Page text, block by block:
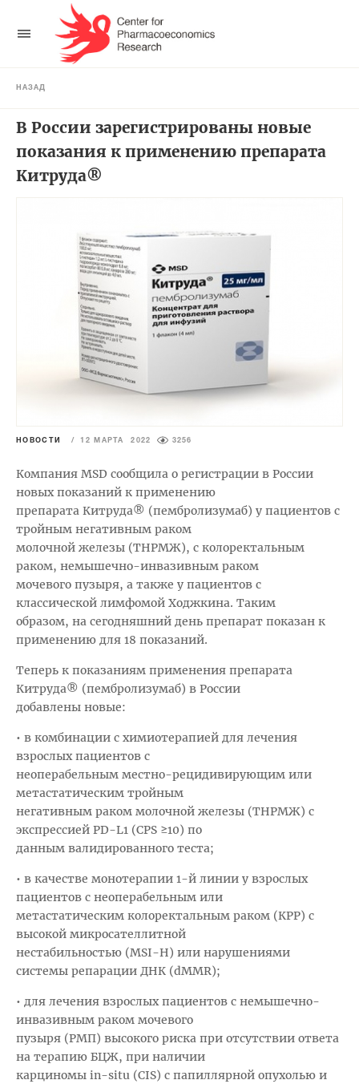
НАЗАД
В России зарегистрированы новые
показания к применению препарата
Китруда®
НОВОСТИ / 12 МАРТА 2022 3256
Компания MSD сообщила о регистрации в России
новых показаний к применению
препарата Китруда® (пембролизумаб) у пациентов с
тройным негативным раком
молочной железы (ТНРМЖ), с колоректальным
раком, немышечно-инвазивным раком
мочевого пузыря, а также у пациентов с
классической лимфомой Ходжкина. Таким
образом, на сегодняшний день препарат показан к
применению для 18 показаний.
Теперь к показаниям применения препарата
Китруда® (пембролизумаб) в России
добавлены новые:
• в комбинации с химиотерапией для лечения
взрослых пациентов с
неоперабельным местно-рецидивирующим или
метастатическим тройным
негативным раком молочной железы (ТНРМЖ) с
экспрессией PD-L1 (CPS ≥10) по
данным валидированного теста;
• в качестве монотерапии 1-й линии у взрослых
пациентов с неоперабельным или
метастатическим колоректальным раком (КРР) с
высокой микросателлитной
нестабильностью (MSI-H) или нарушениями
системы репарации ДНК (dMMR);
• для лечения взрослых пациентов с немышечно-
инвазивным раком мочевого
пузыря (РМП) высокого риска при отсутствии ответа
на терапию БЦЖ, при наличии
карциномы in-situ (CIS) с папиллярной опухолью и